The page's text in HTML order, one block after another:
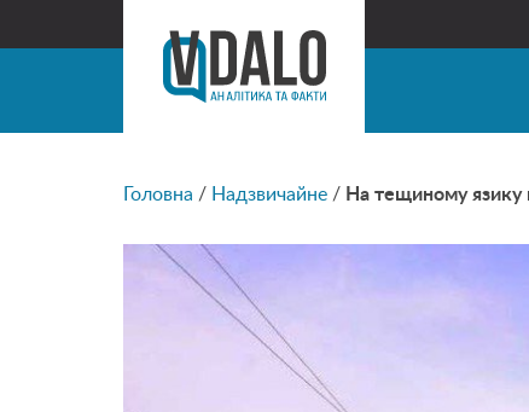
Головна / Надзвичайне / На тещиному язику